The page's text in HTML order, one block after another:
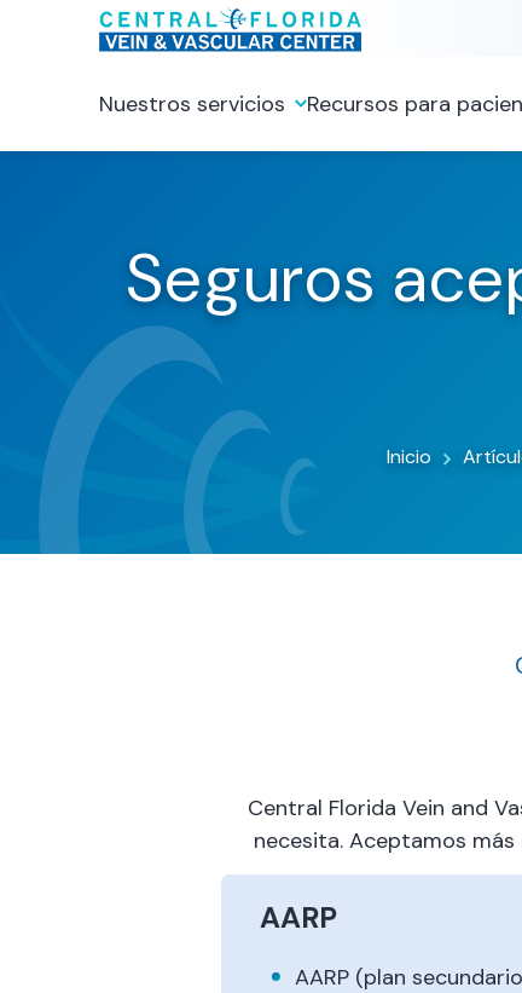
Nuestros servicios Recursos para
Seguros
Inicio
Central Florida Vein and
necesita. Aceptamos
AARP
AARP (plan